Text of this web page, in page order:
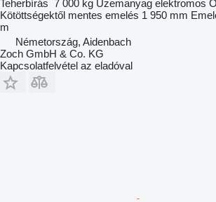
Teherbírás 7 000 kg Üzemanyag elektromos
Kötöttségektől mentes emelés 1 950 mm
m
Németország, Aidenbach
Zoch GmbH & Co. KG
Kapcsolatfelvétel az eladóval